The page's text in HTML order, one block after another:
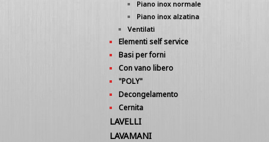
Piano inox normale
Piano inox alzatina
Ventilati
Elementi self service
Basi per forni
Con vano libero
"POLY"
Decongelamento
Cernita
LAVELLI
LAVAMANI